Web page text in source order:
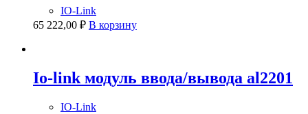
IO-Link
65 222,00 ₽ В корзину
Io-link модуль ввода/вывода al2201
IO-Link